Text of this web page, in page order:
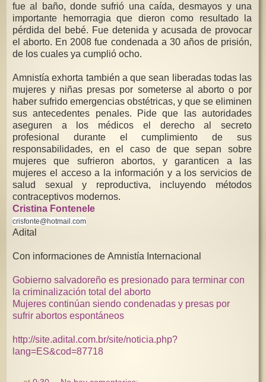
fue al baño, donde sufrió una caída, desmayos y una
importante hemorragia que dieron como resultado la
pérdida del bebé. Fue detenida y acusada de provocar
el aborto. En 2008 fue condenada a 30 años de prisión,
de los cuales ya cumplió ocho.
Amnistía exhorta también a que sean liberadas todas las
mujeres y niñas presas por someterse al aborto o por
haber sufrido emergencias obstétricas, y que se eliminen
sus antecedentes penales. Pide que las autoridades
aseguren a los médicos el derecho al secreto
profesional durante el cumplimiento de sus
responsabilidades, en el caso de que sepan sobre
mujeres que sufrieron abortos, y garanticen a las
mujeres el acceso a la información y a los servicios de
salud sexual y reproductiva, incluyendo métodos
contraceptivos modernos.
Cristina Fontenele
crisfonte@hotmail.com
Adital
Con informaciones de Amnistía Internacional
Gobierno salvadoreño es presionado para terminar con
la criminalización total del aborto
Mujeres continúan siendo condenadas y presas por
sufrir abortos espontáneos
http://site.adital.com.br/site/noticia.php?
lang=ES&cod=87718